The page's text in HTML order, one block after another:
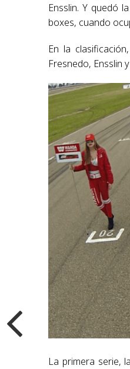
Ensslin. Y quedó
boxes, cuando
En la
Fresnedo, Ensslin
La primera serie,